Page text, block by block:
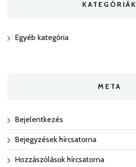
KATEGÓRIÁK
Egyéb kategória
META
Bejelentkezés
Bejegyzések hírcsatorna
Hozzászólások hírcsatorna